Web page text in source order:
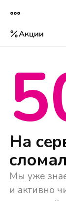
Акции
На
Мы уже
и активно